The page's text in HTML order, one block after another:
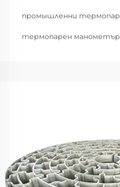
промышленни
термопарен манометър